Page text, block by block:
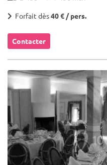
Forfait dès40 € / pers.
Contacter